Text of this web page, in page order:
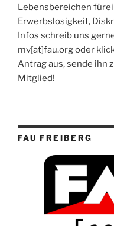
Lebensbereichen
Erwerbslosigkeit,
Infos schreib uns
mv[at]fau.org oder
Antrag aus, sende ihn
Mitglied!
FAU FREIBERG